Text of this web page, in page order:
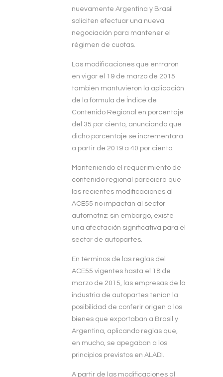
nuevamente Argentina y Brasil
soliciten efectuar una nueva
negociación para mantener el
régimen de cuotas.
Las modificaciones que entraron
en vigor el 19 de marzo de 2015
también mantuvieron la aplicación
de la fórmula de Índice de
Contenido Regional en porcentaje
del 35 por ciento, anunciando que
dicho porcentaje se incrementará
a partir de 2019 a 40 por ciento.
Manteniendo el requerimiento de
contenido regional pareciera que
las recientes modificaciones al
ACE55 no impactan al sector
automotriz; sin embargo, existe
una afectación significativa para el
sector de autopartes.
En términos de las reglas del
ACE55 vigentes hasta el 18 de
marzo de 2015, las empresas de la
industria de autopartes tenían la
posibilidad de conferir origen a los
bienes que exportaban a Brasil y
Argentina, aplicando reglas que,
en mucho, se apegaban a los
principios previstos en ALADI.
A partir de las modificaciones al